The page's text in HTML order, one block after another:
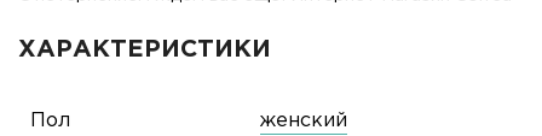
ХАРАКТЕРИСТИКИ
Пол женский